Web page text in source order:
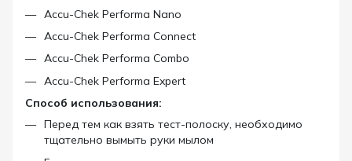
Accu-Chek Performa Nano
Accu-Chek Performa Connect
Accu-Chek Performa Combo
Accu-Chek Performa Expert
Способ использования:
Перед тем как взять тест-полоску, необходимо
тщательно вымыть руки мылом